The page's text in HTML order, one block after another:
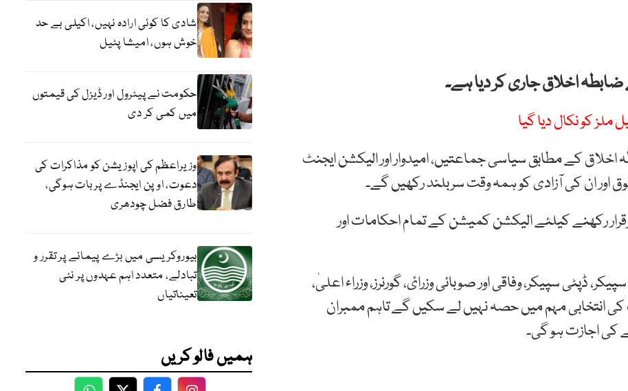
کے مطابق سیاسی جماعتیں، امیدوار اور الیکشن ایجنٹ
اور ان کی آزادی کو ہمہ وقت سربلند رکھیں گے۔
رکھنے کیلئے الیکشن کمیشن کے تمام احکامات اور
ڈپٹی سپیکر، وفاقی اور صوبائی وزرائ، گورنرز، وزراء اعلیٰ،
کی انتخابی مہم میں حصہ نہیں لے سکیں گے تاہم ممبران
کی اجازت ہو گی۔
شادی کا کوئی ارادہ نہیں، اکیلی بے حد
خوش ہوں، امیشا پٹیل
حکومت نے پیٹرول اور ڈیزل کی قیمتوں
میں کمی کر دی
وزیراعظم کی اپوزیشن کو مذاکرات کی
دعوت، اوپن ایجنڈے پر بات ہوگی،
طارق فضل چودھری
بیوروکریسی میں بڑے پیمانے پر تقرر و
تبادلے، متعدد اہم عہدوں پر نئی
تعیناتیاں
ہمیں فالو کریں